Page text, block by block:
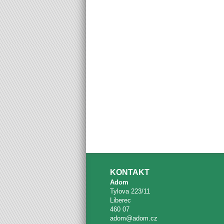
KONTAKT
Adom
Tylova 223/11
Liberec
460 07
adom@adom.cz